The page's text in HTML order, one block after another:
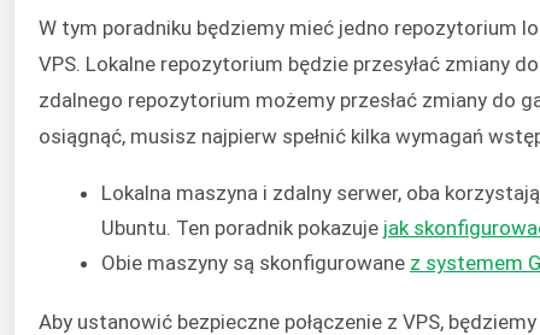
W tym poradniku będziemy mieć jedno repozytorium
VPS. Lokalne repozytorium będzie przesyłać zmiany
zdalnego repozytorium możemy przesłać zmiany do
osiągnąć, musisz najpierw spełnić kilka wymagań
Lokalna maszyna i zdalny serwer, oba
Ubuntu. Ten poradnik pokazuje jak
Obie maszyny są skonfigurowane z systemem
Aby ustanowić bezpieczne połączenie z VPS,